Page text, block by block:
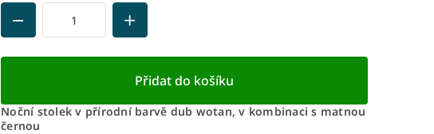
Přidat do košíku
Noční stolek v přírodní barvě dub wotan, v kombinaci s matnou
černou